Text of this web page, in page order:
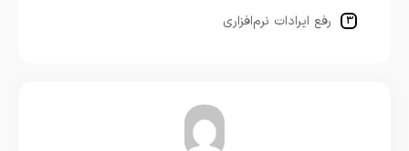
رفع ایرادات نرم‌افزاری